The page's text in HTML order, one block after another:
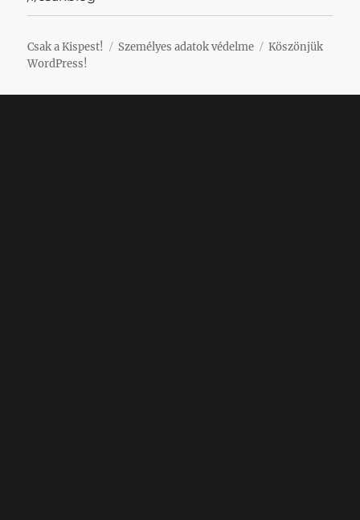
Csak a Kispest! Személyes adatok védelme
Köszönjük
WordPress!